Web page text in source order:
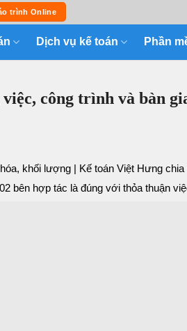
trình Online
Dịch vụ kế toán Phần
công trình và bàn
khối lượng | Kế toán Việt Hưng
bên hợp tác là đúng với thỏa thuận